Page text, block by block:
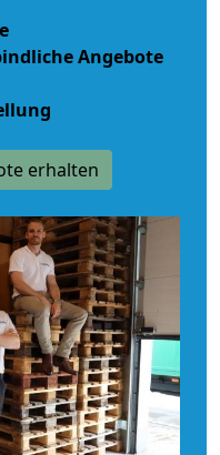
Angebote
erhalten